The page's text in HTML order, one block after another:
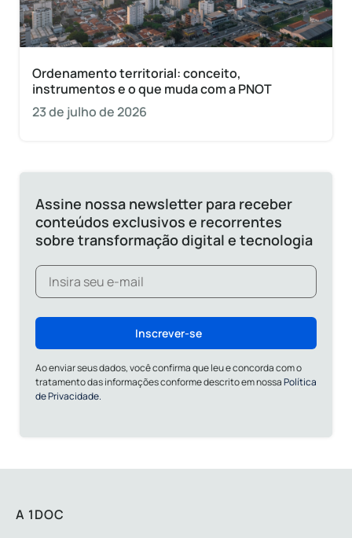
Ordenamento territorial: conceito,
instrumentos e o que muda com a PNOT
23 de julho de 2026
Assine nossa newsletter para receber
conteúdos exclusivos e recorrentes
sobre transformação digital e tecnologia
Inscrever-se
Ao enviar seus dados, você confirma que leu e concorda com o
tratamento das informações conforme descrito em nossaPolítica
de Privacidade.
A 1DOC